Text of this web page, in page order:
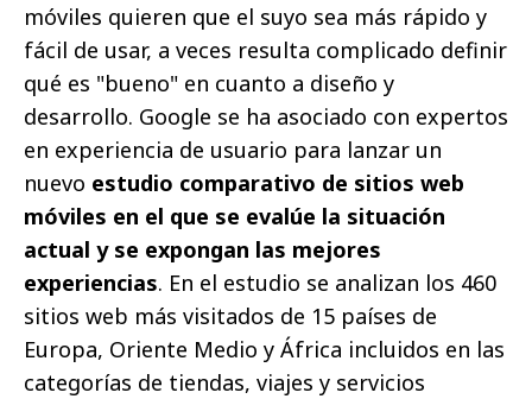
móviles quieren que el suyo sea más rápido y
fácil de usar, a veces resulta complicado definir
qué es "bueno" en cuanto a diseño y
desarrollo. Google se ha asociado con expertos
en experiencia de usuario para lanzar un
nuevo estudio comparativo de sitios web
móviles en el que se evalúe la situación
actual y se expongan las mejores
experiencias. En el estudio se analizan los 460
sitios web más visitados de 15 países de
Europa, Oriente Medio y África incluidos en las
categorías de tiendas, viajes y servicios